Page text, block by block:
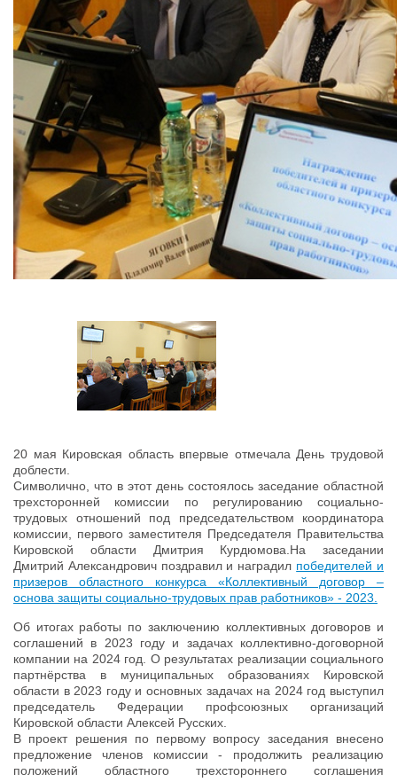
20 мая Кировская область впервые отмечала День трудовой
доблести.
Символично, что в этот день состоялось заседание областной
трехсторонней комиссии по регулированию социально-
трудовых отношений под председательством координатора
комиссии, первого заместителя Председателя Правительства
Кировской области Дмитрия Курдюмова.На заседании
Дмитрий Александрович поздравил и наградил победителей и
призеров областного конкурса «Коллективный договор –
основа защиты социально-трудовых прав работников» - 2023.
Об итогах работы по заключению коллективных договоров и
соглашений в 2023 году и задачах коллективно-договорной
компании на 2024 год. О результатах реализации социального
партнёрства в муниципальных образованиях Кировской
области в 2023 году и основных задачах на 2024 год выступил
председатель Федерации профсоюзных организаций
Кировской области Алексей Русских.
В проект решения по первому вопросу заседания внесено
предложение членов комиссии - продолжить реализацию
положений областного трехстороннего соглашения